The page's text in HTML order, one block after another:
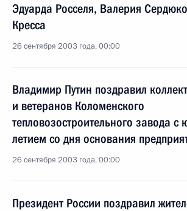
Эдуарда Росселя, Валерия
Кресса
26 сентября 2003 года, 00:00
Владимир Путин поздравил
и ветеранов Коломенского
тепловозостроительного завода
летием со дня основания
26 сентября 2003 года, 00:00
Президент России поздравил